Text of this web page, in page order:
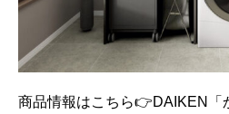
商品情報はこちら👉DAIKEN「